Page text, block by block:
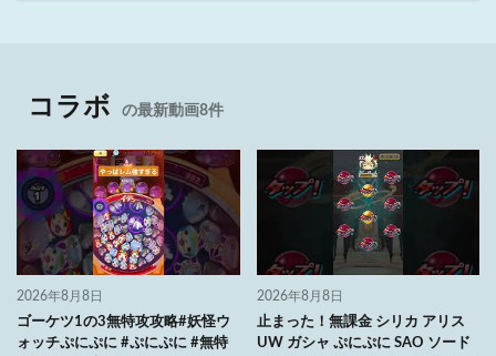
コラボ の最新動画8件
2026年8月8日
ゴーケツ1の3無特攻攻略#妖怪ウ
ォッチぷにぷに #ぷにぷに #無特
2026年8月8日
止まった！無課金 シリカ アリス
UW ガシャ ぷにぷに SAO ソード